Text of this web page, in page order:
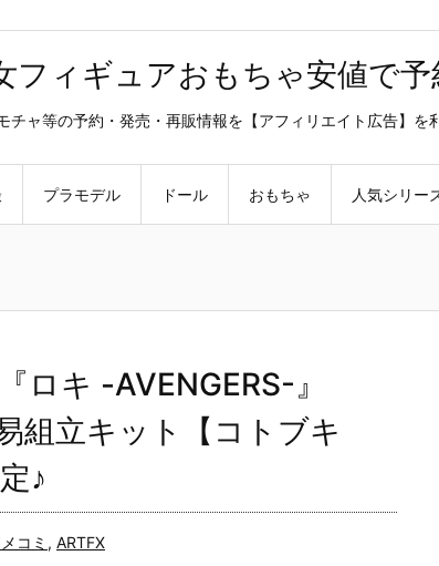
フィギュアおもちゃ安値で予
ャ等の予約・発売・再販情報を【アフィリエイト広告】を
プラモデル ドール おもちゃ 人気シリー
ロキ -AVENGERS-』
組立キット【コトブキ
♪
コミ , ARTFX